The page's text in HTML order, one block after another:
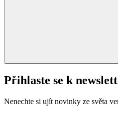
Přihlaste se k
Nenechte si ujít novinky ze světa